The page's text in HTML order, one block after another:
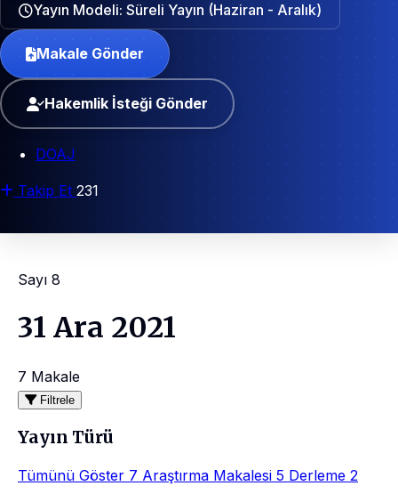
Yayın Modeli: Süreli Yayın (Haziran - Aralık)
Makale Gönder
Hakemlik İsteği Gönder
DOAJ
Takip Et 231
Sayı 8
31 Ara 2021
7 Makale
Filtrele
Yayın Türü
Tümünü Göster 7 Araştırma Makalesi 5 Derleme 2